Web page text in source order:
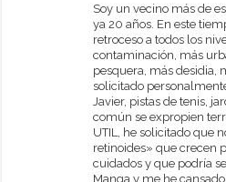
Soy un vecino más de
ya 20 años. En este
retroceso a todos los
contaminación, más
pesquera, más desidia,
solicitado
Javier, pistas de tenis,
común se expropien
UTIL, he solicitado que
retinoides» que crecen
cuidados y que podría
Manga y me he